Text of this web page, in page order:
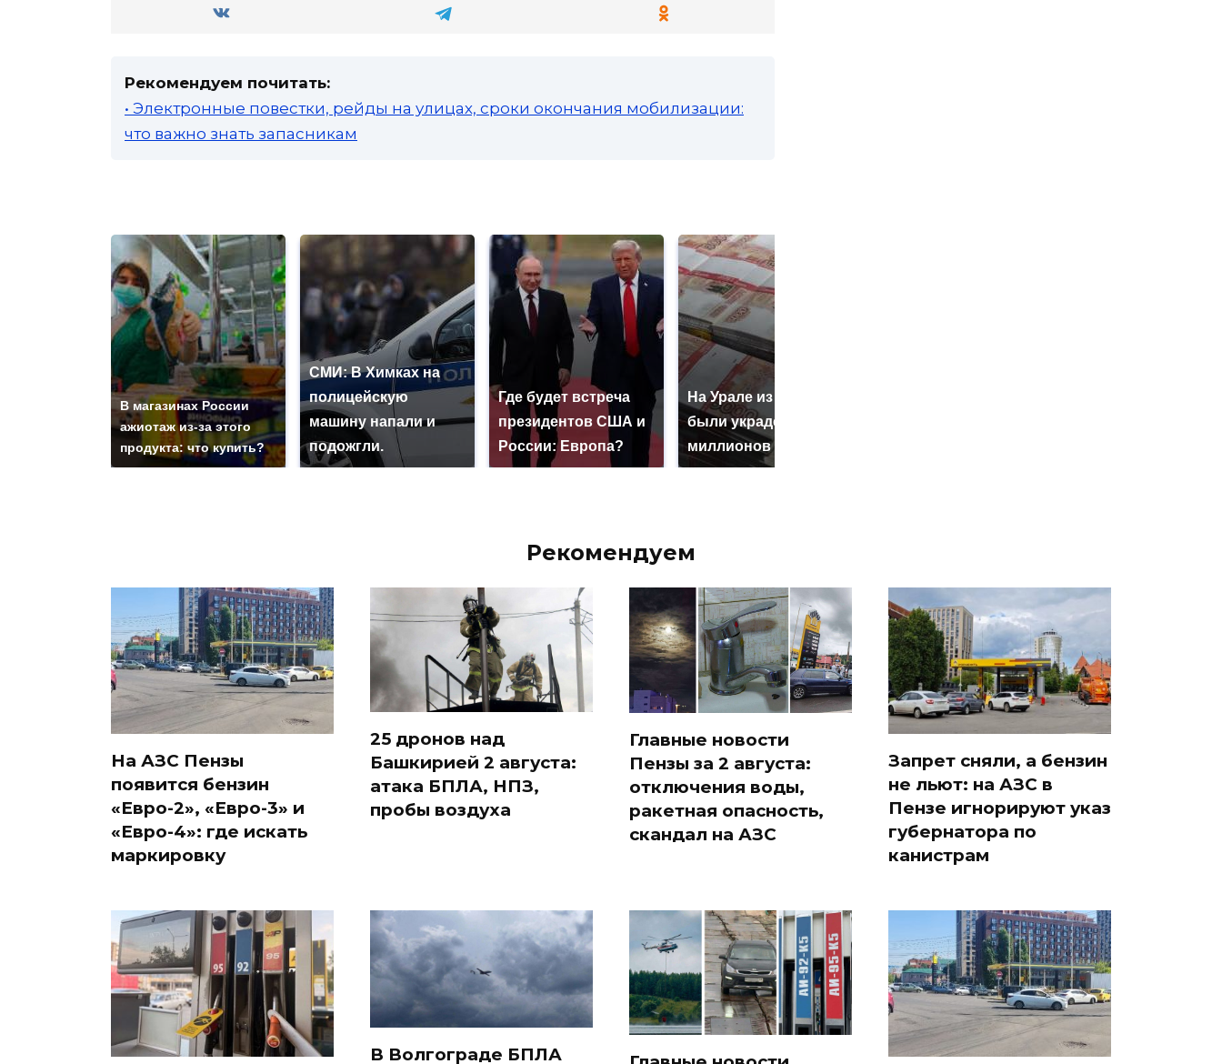
Рекомендуем почитать:
• Электронные повестки, рейды на улицах, сроки окончания мобилизации:
что важно знать запасникам
В магазинах России
ажиотаж из-за этого
продукта: что купить?
СМИ: В Химках на
полицейскую
машину напали и
подожгли.
Где будет встреча
президентов США и
России: Европа?
На Урале из казны
были украдены 18
миллионов рублей
Рекомендуем
На АЗС Пензы
появится бензин
«Евро-2», «Евро-3» и
«Евро-4»: где искать
маркировку
25 дронов над
Башкирией 2 августа:
атака БПЛА, НПЗ,
пробы воздуха
Главные новости
Пензы за 2 августа:
отключения воды,
ракетная опасность,
скандал на АЗС
Запрет сняли, а бензин
не льют: на АЗС в
Пензе игнорируют указ
губернатора по
канистрам
В Волгограде БПЛА